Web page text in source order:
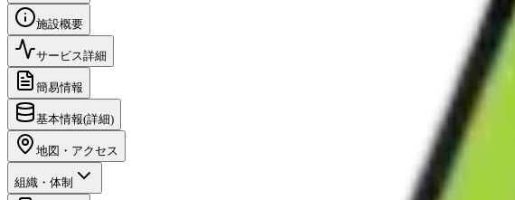
施設概要
サービス詳細
簡易情報
基本情報(詳細)
地図・アクセス
組織・体制